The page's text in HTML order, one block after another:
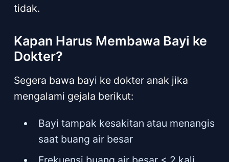
tidak.
Kapan Harus Membawa Bayi ke
Dokter?
Segera bawa bayi ke dokter anak jika
mengalami gejala berikut:
Bayi tampak kesakitan atau menangis
saat buang air besar